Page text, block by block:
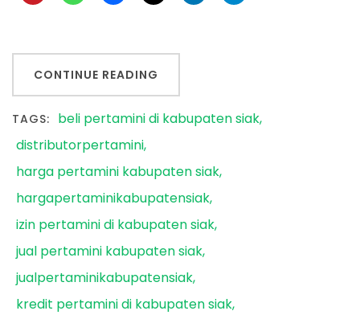
CONTINUE READING
TAGS: beli pertamini di kabupaten siak
distributorpertamini
harga pertamini kabupaten siak
hargapertaminikabupatensiak
izin pertamini di kabupaten siak
jual pertamini kabupaten siak
jualpertaminikabupatensiak
kredit pertamini di kabupaten siak